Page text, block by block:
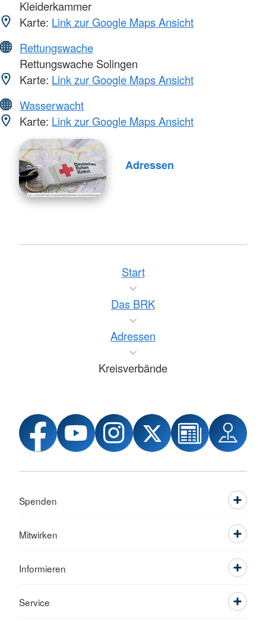
Kleiderkammer
Karte: Link zur Google Maps Ansicht
Rettungswache
Rettungswache Solingen
Karte: Link zur Google Maps Ansicht
Wasserwacht
Karte: Link zur Google Maps Ansicht
Adressen
Start
Das BRK
Adressen
Kreisverbände
Spenden
Mitwirken
Informieren
Service